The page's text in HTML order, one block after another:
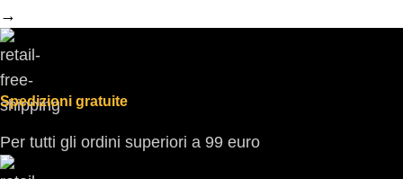
→
Spedizioni gratuite
Per tutti gli ordini superiori a 99 euro